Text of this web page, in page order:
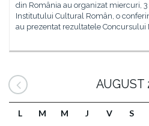
din România au organizat miercuri,
Institutului Cultural Român, o
au prezentat rezultatele Concursului
AUGUST
L M M J V S